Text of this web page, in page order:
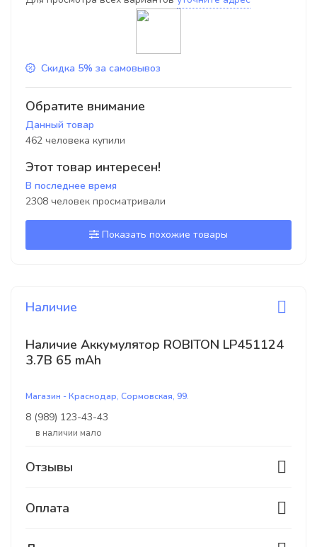
Скидка 5% за самовывоз
Обратите внимание
Данный товар
462 человека купили
Этот товар интересен!
В последнее время
2308 человек просматривали
Показать похожие товары
Наличие
Наличие Аккумулятор ROBITON LP451124
3.7В 65 mAh
Магазин - Краснодар, Сормовская, 99.
8 (989) 123-43-43
В наличии мало
Отзывы
Оплата